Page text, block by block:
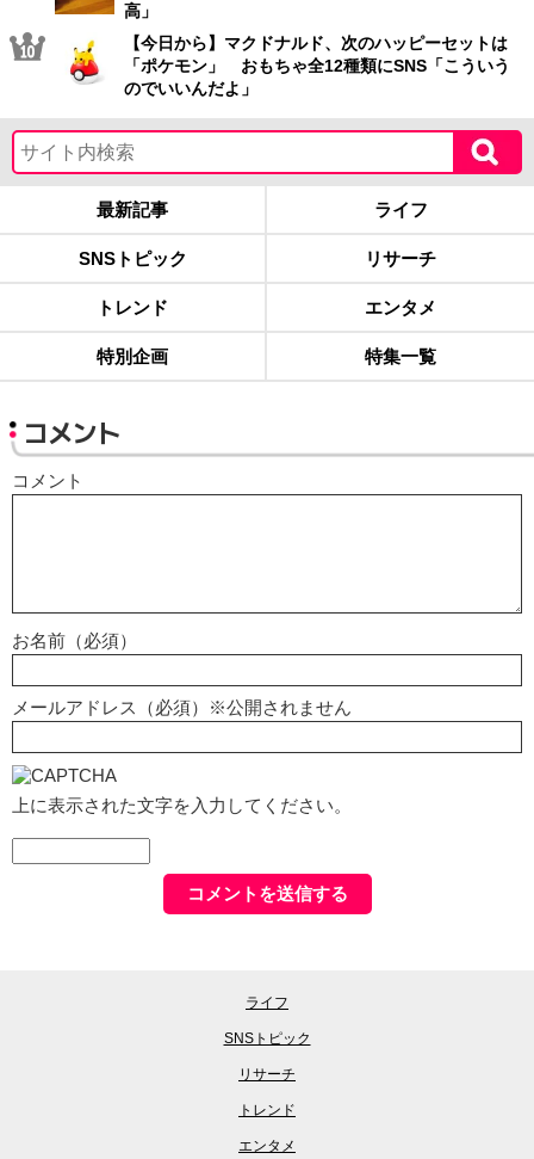
高」
【今日から】マクドナルド、次のハッピーセットは
「ポケモン」 おもちゃ全12種類にSNS「こういう
のでいいんだよ」
最新記事 ライフ
SNSトピック リサーチ
トレンド エンタメ
特別企画 特集一覧
コメント
コメント
お名前（必須）
メールアドレス（必須）※公開されません
上に表示された文字を入力してください。
ライフ
SNSトピック
リサーチ
トレンド
エンタメ